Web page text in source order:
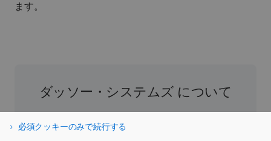
ます。
ダッソー・システムズ について
る役割を担う企業です。1981年の設立以来、同
必須クッキーのみで続行する